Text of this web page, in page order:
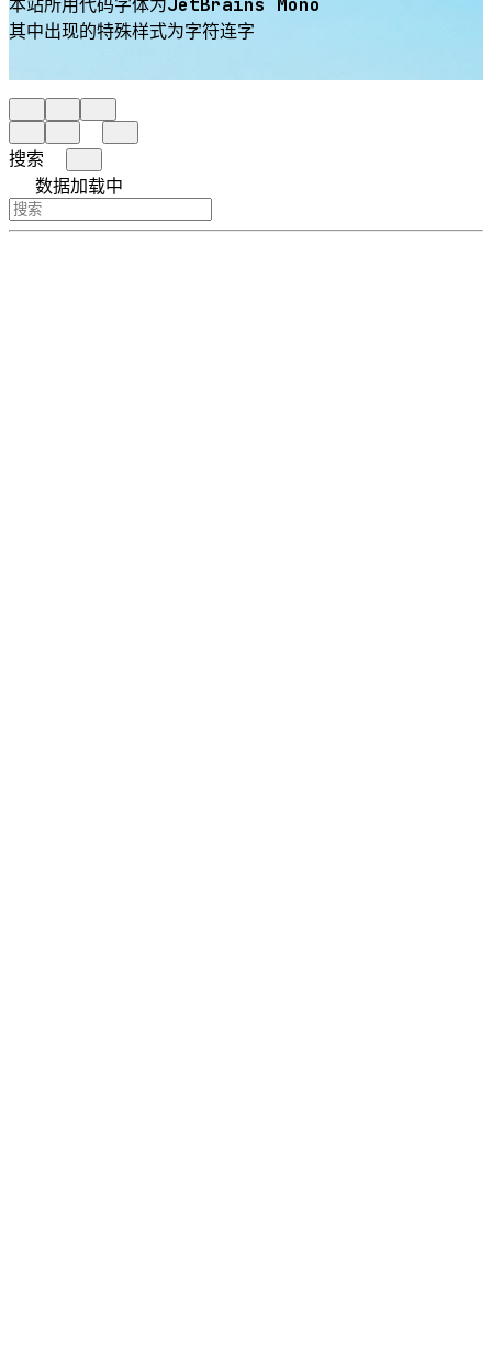
本站所用代码字体为JetBrains Mono
其中出现的特殊样式为字符连字
搜索
数据加载中